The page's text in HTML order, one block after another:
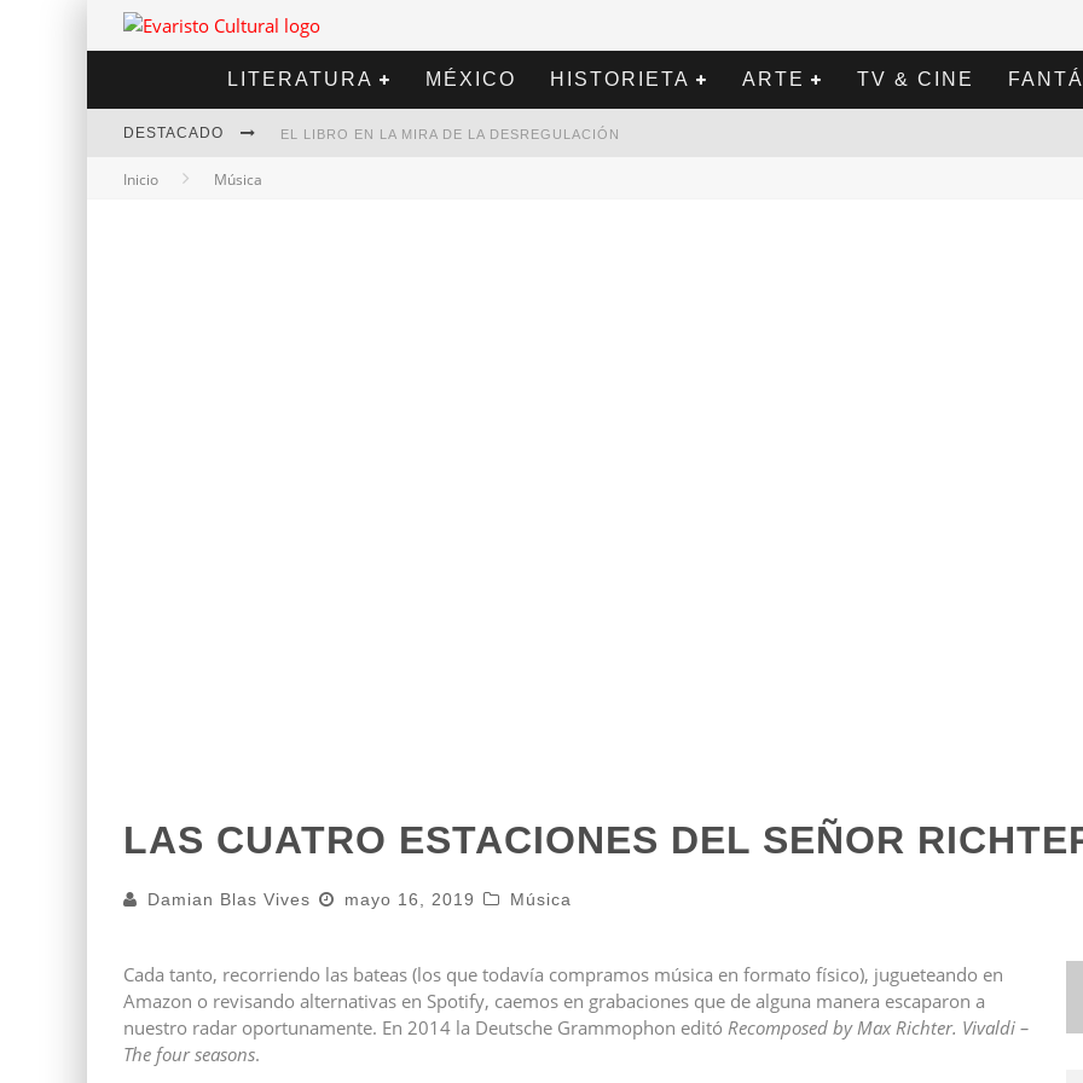
LITERATURA MÉXICO HISTORIETA ARTE TV & CINE
DESTACADO EL LIBRO EN LA MIRA DE LA DESREGULACIÓN
Inicio Música
LAS CUATRO ESTACIONES DEL SEÑOR
Damian Blas Vives mayo 16, 2019 Música
Cada tanto, recorriendo las bateas (los que todavía compramos música en formato físico), jugueteando en
Amazon o revisando alternativas en Spotify, caemos en grabaciones que de alguna manera escaparon a
nuestro radar oportunamente. En 2014 la Deutsche Grammophon editó Recomposed by Max Richter. Vivaldi –
The four seasons.